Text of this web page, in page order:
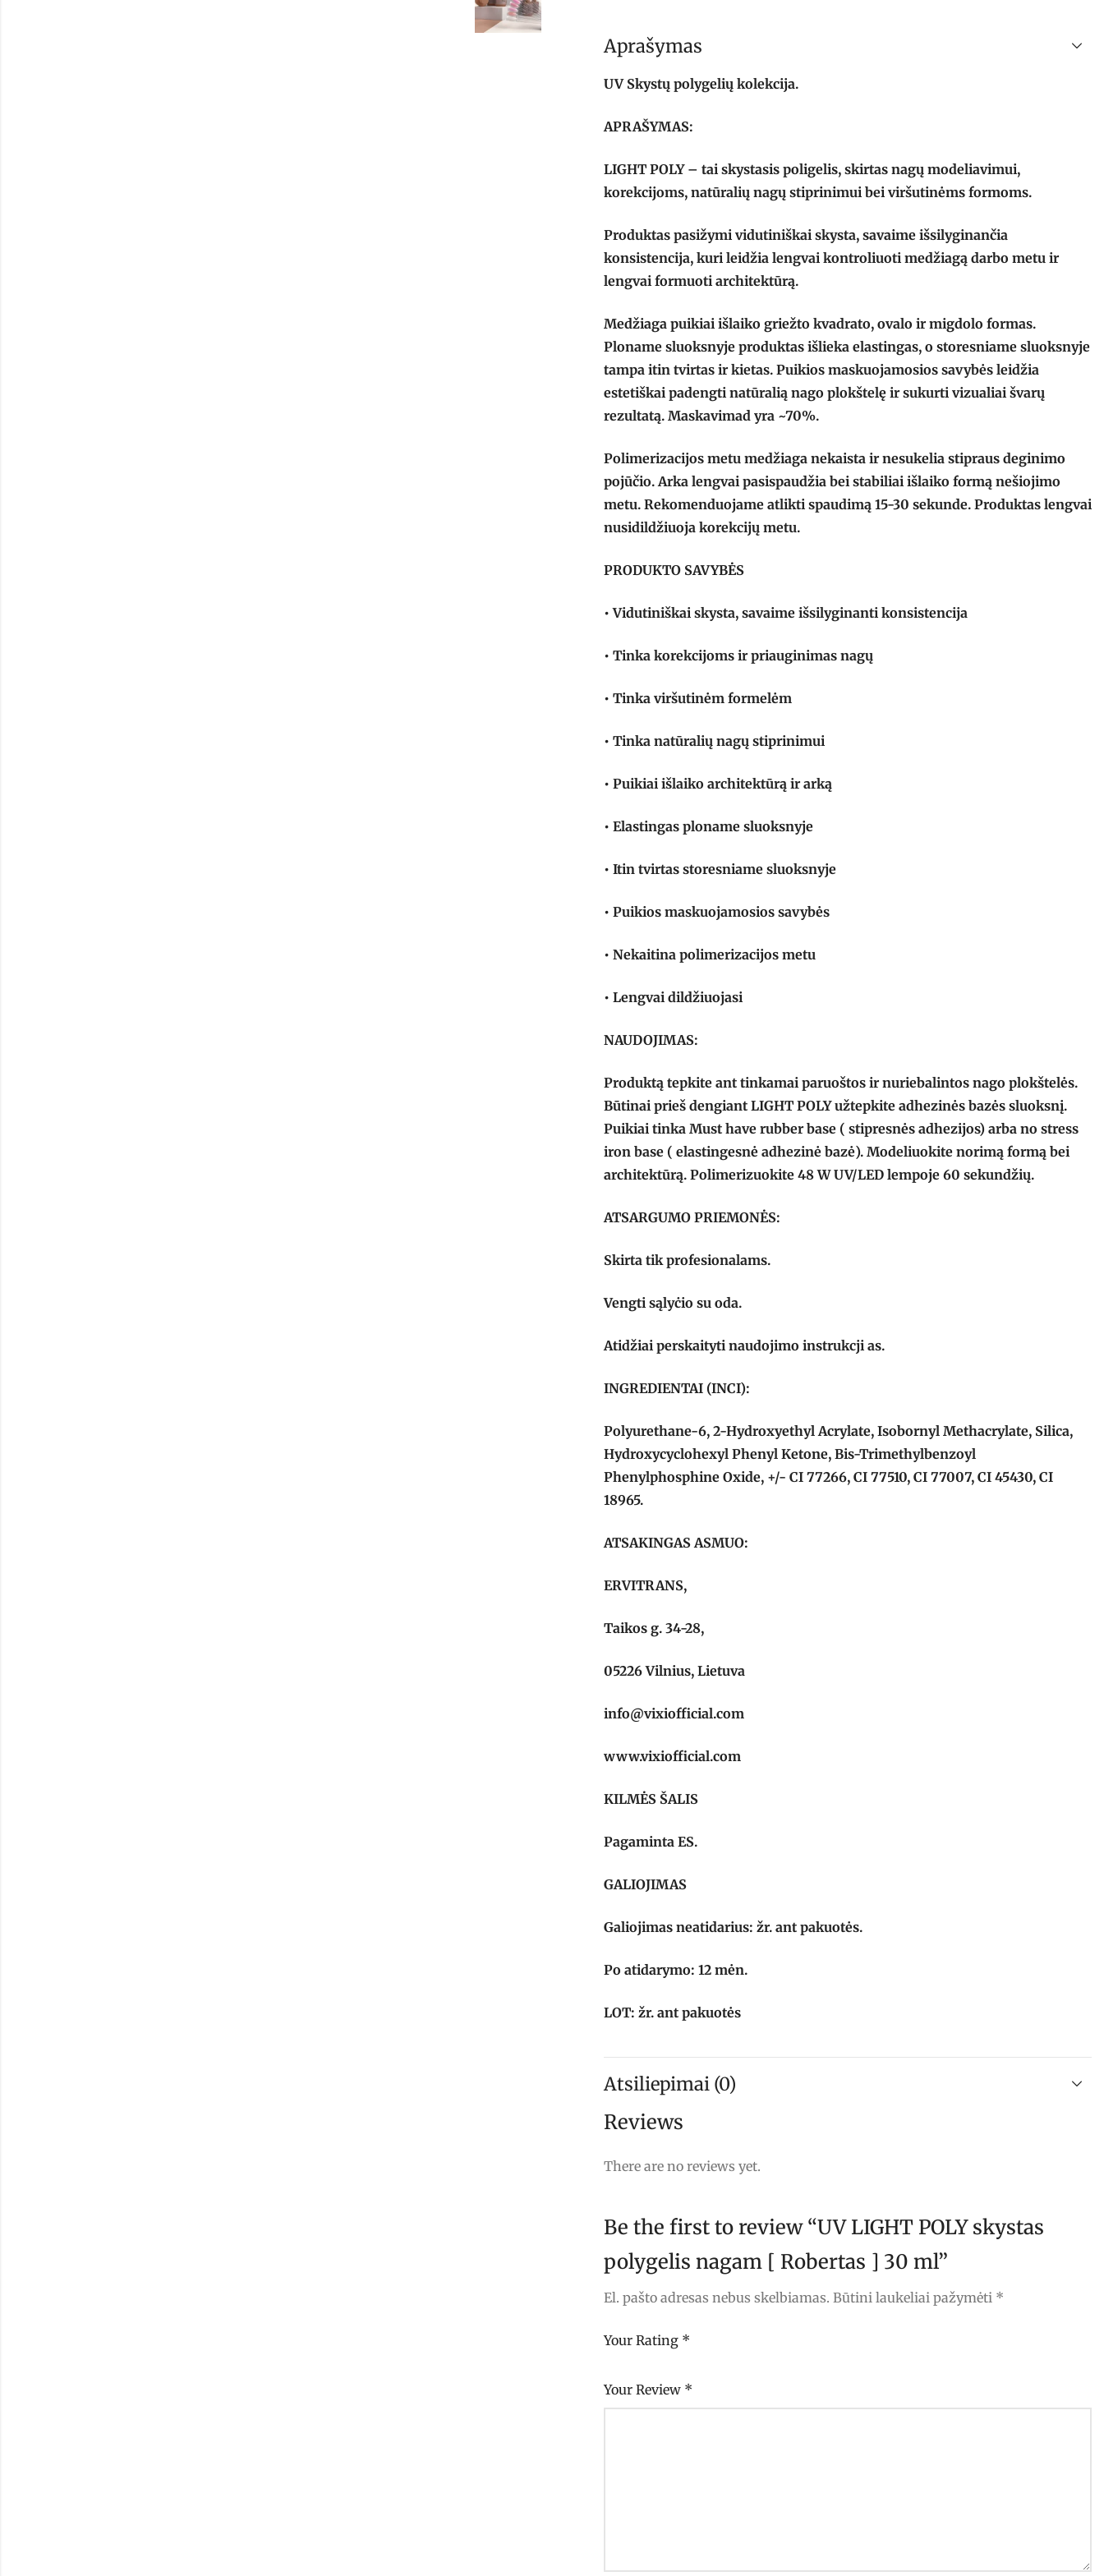
Aprašymas
UV Skystų polygelių kolekcija.
APRAŠYMAS:
LIGHT POLY – tai skystasis poligelis, skirtas nagų modeliavimui,
korekcijoms, natūralių nagų stiprinimui bei viršutinėms formoms.
Produktas pasižymi vidutiniškai skysta, savaime išsilyginančia
konsistencija, kuri leidžia lengvai kontroliuoti medžiagą darbo metu ir
lengvai formuoti architektūrą.
Medžiaga puikiai išlaiko griežto kvadrato, ovalo ir migdolo formas.
Ploname sluoksnyje produktas išlieka elastingas, o storesniame sluoksnyje
tampa itin tvirtas ir kietas. Puikios maskuojamosios savybės leidžia
estetiškai padengti natūralią nago plokštelę ir sukurti vizualiai švarų
rezultatą. Maskavimad yra ~70%.
Polimerizacijos metu medžiaga nekaista ir nesukelia stipraus deginimo
pojūčio. Arka lengvai pasispaudžia bei stabiliai išlaiko formą nešiojimo
metu. Rekomenduojame atlikti spaudimą 15-30 sekunde. Produktas lengvai
nusidildžiuoja korekcijų metu.
PRODUKTO SAVYBĖS
• Vidutiniškai skysta, savaime išsilyginanti konsistencija
• Tinka korekcijoms ir priauginimas nagų
• Tinka viršutinėm formelėm
• Tinka natūralių nagų stiprinimui
• Puikiai išlaiko architektūrą ir arką
• Elastingas ploname sluoksnyje
• Itin tvirtas storesniame sluoksnyje
• Puikios maskuojamosios savybės
• Nekaitina polimerizacijos metu
• Lengvai dildžiuojasi
NAUDOJIMAS:
Produktą tepkite ant tinkamai paruoštos ir nuriebalintos nago plokštelės.
Būtinai prieš dengiant LIGHT POLY užtepkite adhezinės bazės sluoksnį.
Puikiai tinka Must have rubber base ( stipresnės adhezijos) arba no stress
iron base ( elastingesnė adhezinė bazė). Modeliuokite norimą formą bei
architektūrą. Polimerizuokite 48 W UV/LED lempoje 60 sekundžių.
ATSARGUMO PRIEMONĖS:
Skirta tik profesionalams.
Vengti sąlyċio su oda.
Atidžiai perskaityti naudojimo instrukcji as.
INGREDIENTAI (INCI):
Polyurethane-6, 2-Hydroxyethyl Acrylate, Isobornyl Methacrylate, Silica,
Hydroxycyclohexyl Phenyl Ketone, Bis-Trimethylbenzoyl
Phenylphosphine Oxide, +/- CI 77266, CI 77510, CI 77007, CI 45430, CI
18965.
ATSAKINGAS ASMUO:
ERVITRANS,
Taikos g. 34-28,
05226 Vilnius, Lietuva
info@vixiofficial.com
www.vixiofficial.com
KILMĖS ŠALIS
Pagaminta ES.
GALIOJIMAS
Galiojimas neatidarius: žr. ant pakuotės.
Po atidarymo: 12 mėn.
LOT: žr. ant pakuotės
Atsiliepimai (0)
Reviews
There are no reviews yet.
Be the first to review “UV LIGHT POLY skystas
polygelis nagam [ Robertas ] 30 ml”
El. pašto adresas nebus skelbiamas. Būtini laukeliai pažymėti *
Your Rating *
Your Review *